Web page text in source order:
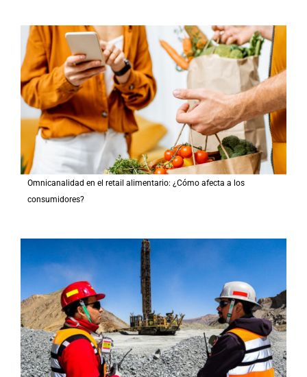
Omnicanalidad en el retail alimentario: ¿Cómo afecta a los
consumidores?